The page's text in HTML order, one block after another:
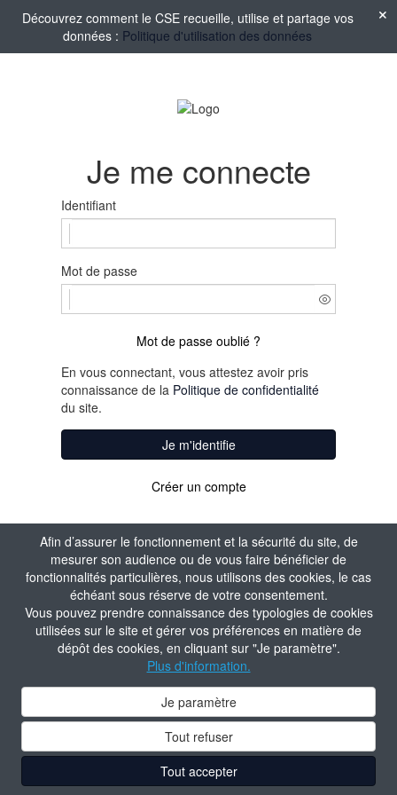
Afin d’assurer le fonctionnement et la sécurité du site, de
mesurer son audience ou de vous faire bénéficier de
fonctionnalités particulières, nous utilisons des cookies, le cas
échéant sous réserve de votre consentement.
Vous pouvez prendre connaissance des typologies de cookies
utilisées sur le site et gérer vos préférences en matière de
dépôt des cookies, en cliquant sur "Je paramètre".
Plus d'information.
Je paramètre
Tout refuser
Tout accepter
Découvrez comment le CSE recueille, utilise et partage vos
données : Politique d'utilisation des données
Je me connecte
Identifiant
Mot de passe
Mot de passe oublié ?
En vous connectant, vous attestez avoir pris
connaissance de la Politique de confidentialité
du site.
Je m'identifie
Créer un compte